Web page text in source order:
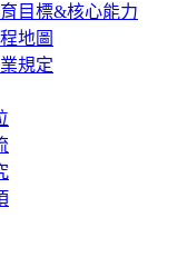
目標&核心能力
地圖
規定